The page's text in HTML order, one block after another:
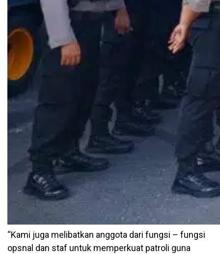
“Kami juga melibatkan anggota dari fungsi – fungsi
opsnal dan staf untuk memperkuat patroli guna